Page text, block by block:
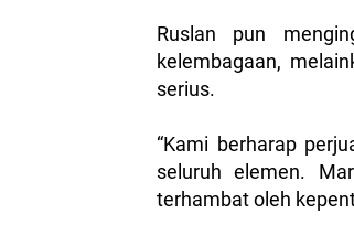
Ruslan pun
kelembagaan,
serius.
“Kami berharap
seluruh elemen.
terhambat oleh